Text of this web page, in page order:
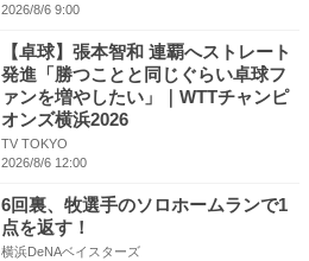
2026/8/6 9:00
【卓球】張本智和 連覇へストレート
発進「勝つことと同じぐらい卓球フ
ァンを増やしたい」｜WTTチャンピ
オンズ横浜2026
TV TOKYO
2026/8/6 12:00
6回裏、牧選手のソロホームランで1
点を返す！
横浜DeNAベイスターズ